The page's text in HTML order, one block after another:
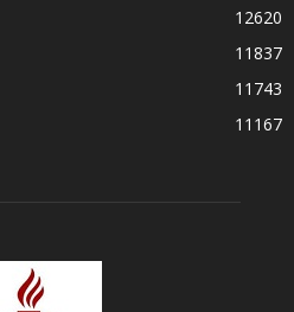
12620
11837
11743
11167